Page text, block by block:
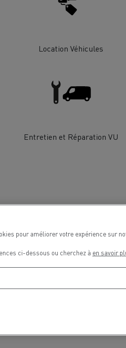
Location Véhicules
Entretien et Réparation VU
pour améliorer votre expérience sur
ci-dessous ou cherchez à en savoir